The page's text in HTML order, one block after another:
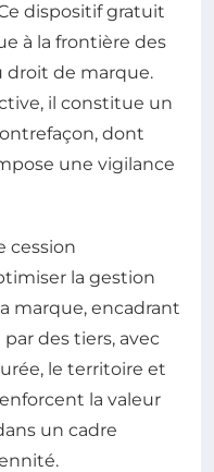
dispositif gratuit
à la frontière des
de marque.
il constitue un
dont
une vigilance
cession
la gestion
marque, encadrant
des tiers, avec
le territoire et
la valeur
un cadre